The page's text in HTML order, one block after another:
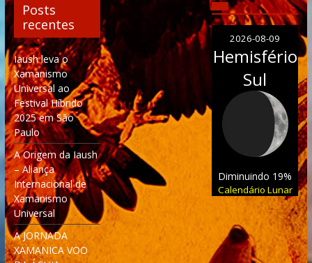
Posts
recentes
Iaush leva o
Xamanismo
Universal ao
Festival Híbrido
2025 em São
Paulo
A Origem da Iaush
– Aliança
Internacional de
Xamanismo
Universal
A JORNADA
XAMANICA VOO
2026-08-09
Hemisfério
Sul
Diminuindo 19%
Calendário Lunar